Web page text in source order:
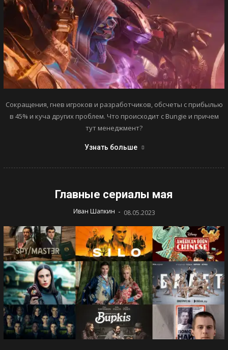
Сокращения, гнев игроков и разработчиков, обсчеты с прибылью
в 45% и куча других проблем. Что происходит с Bungie и причем
тут менеджмент?
Узнать больше
Главные сериалы мая
Иван Шапкин - 08.05.2023